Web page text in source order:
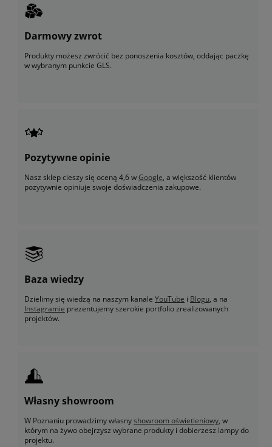
Darmowy zwrot
Produkty możesz zwrócić bez ponoszenia kosztów, oddając paczkę
w wybranym punkcie GLS.
Pozytywne opinie
Nasz sklep cieszy się oceną 4,6 wGoogle, a większość klientów
pozytywnie opiniuje swoje doświadczenia zakupowe.
Baza wiedzy
Dzielimy się wiedzą na naszym kanale YouTube i Blogu, a na
Instagramie prezentujemy szerokie portfolio zrealizowanych
projektów.
Własny showroom
W Poznaniu prowadzimy własnyshowroom oświetleniowy, w
którym na żywo obejrzysz wybrane produkty i dobierzesz lampy do
projektu.